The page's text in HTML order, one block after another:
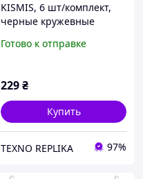
KISMIS, 6 шт/комплект,
черные кружевные
винтажный готический
Готово к отправке
229₴
Купить
TEXNO REPLIKA 97%